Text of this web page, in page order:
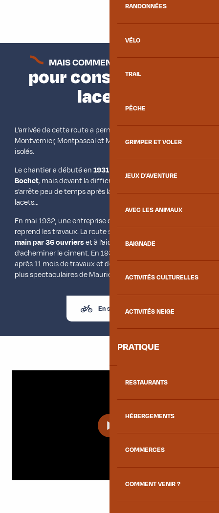
RANDONNÉES
VÉLO
TRAIL
PÊCHE
GRIMPER ET VOLER
JEUX D'AVENTURE
AVEC LES ANIMAUX
BAIGNADE
ACTIVITÉS CULTURELLES
ACTIVITÉS NEIGE
PRATIQUE
RESTAURANTS
HÉBERGEMENTS
COMMERCES
COMMENT VENIR ?
MAIS COMMENT ONT-ILS FAIT
pour construire ces
lacets ?
L’arrivée de cette route a permis aux villages de
Montvernier, Montpascal et Montbrunal de ne plus être
isolés.
Le chantier a débuté en1931 avec l’ingénieur Boniface
Bochet, mais devant la difficulté de la tâche, le chantier
s’arrête peu de temps après la construction des premiers
lacets…
En mai 1932, une entreprise de Saint-Jean-de-Maurienne
reprend les travaux. La route sera réalisée entièrement
main par 36 ouvrierset à l’aide d’un camion permettant
d’acheminer le ciment. En 1933, la construction prend fin
après 11 mois de travaux et devient une des routes les
plus spectaculaires de Maurienne et de Savoie.
En savoir plus